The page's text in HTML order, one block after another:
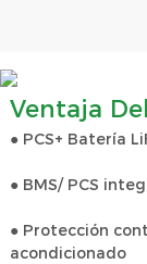
Ventaja
● PCS+ Batería
● BMS/ PCS
● Protección
acondicionado